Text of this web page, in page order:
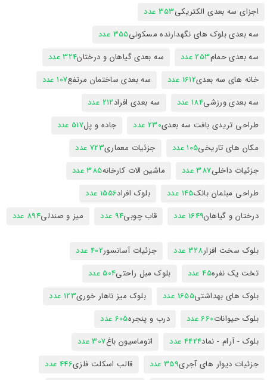
اجزای سه بعدی الکتریکی353 عدد
سه بعدی بلوک های نگهدارنده مسکونی355 عدد
سه بعدی حمام253 عدد سه بعدی گیاهان و درختان324 عدد
خانه های سه بعدی1612 عدد سه بعدی ساختمان مرتفع107 عدد
سه بعدی ورزشی184 عدد سه بعدی افراد212 عدد
طراحی تریدی بافت سه بعدی230 عدد جاده و پل517 عدد
مکان های تاریخی105 عدد جزئیات معماری723 عدد
جزئیات داخلی387 عدد ماشین الات کارخانه385 عدد
طراحی مبلمان بانک145 عدد بلوک افراد1556 عدد
درختان و گیاهان1649 عدد قاب چوبی94 عدد میز و صندلی894 عدد
بلوک سخت افزار328 عدد جزئیات آسانسور402 عدد
تخت یک نفره45 عدد بلوک مبل راحتی504 عدد
بلوک های بهداشتی1655 عدد بلوک میز ناهار خوری123 عدد
بلوک حیوانات660 عدد درب و پنجره605 عدد
بلوک - آرام - نماد4424 عدد اتوماسیون باغ307 عدد
جزئیات دیوار های آجری359 عدد قالب اسکلت فلزی446 عدد